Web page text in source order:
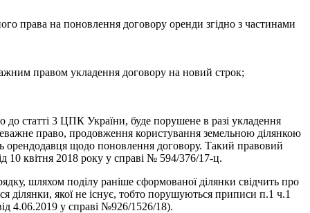
права на поновлення договору оренди згідно з частинами
правом укладення договору на новий строк;
до статті 3 ЦПК України, буде порушене в разі укладення
право, продовження користування земельною ділянкою
орендодавця щодо поновлення договору. Такий правовий
10 квітня 2018 року у справі № 594/376/17-ц.
шляхом поділу раніше сформованої ділянки свідчить про
ділянки, якої не існує, тобто порушуються приписи п.1 ч.1
4.06.2019 у справі №926/1526/18).